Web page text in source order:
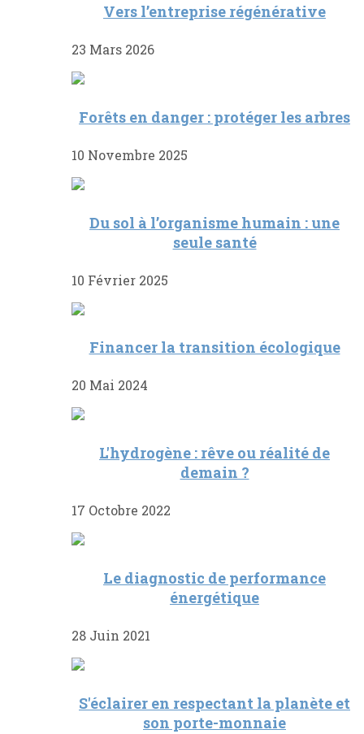
Vers l’entreprise régénérative
23 Mars 2026
Forêts en danger : protéger les arbres
10 Novembre 2025
Du sol à l’organisme humain : une
seule santé
10 Février 2025
Financer la transition écologique
20 Mai 2024
L'hydrogène : rêve ou réalité de
demain ?
17 Octobre 2022
Le diagnostic de performance
énergétique
28 Juin 2021
S'éclairer en respectant la planète et
son porte-monnaie